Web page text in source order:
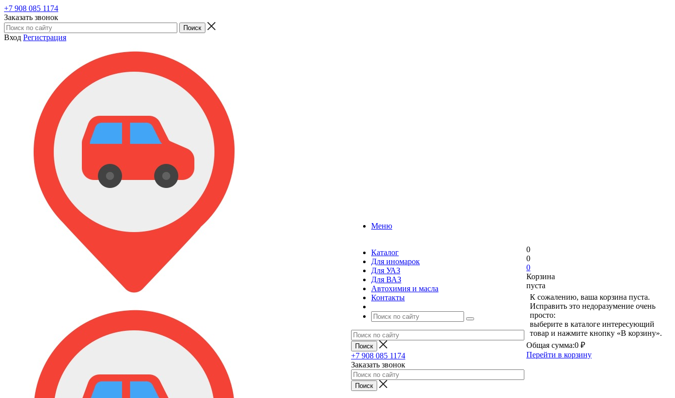
+7 908 085 1174
Заказать звонок
Вход Регистрация
Меню
Каталог
Для иномарок
Для УАЗ
Для ВАЗ
Автохимия и масла
Контакты
+7 908 085 1174
Заказать звонок
0
0
0
Корзина
пуста
К сожалению, ваша корзина пуста.
Исправить это недоразумение очень
просто:
выберите в каталоге интересующий
товар и нажмите кнопку «В корзину».
Общая сумма:0 ₽
Перейти в корзину